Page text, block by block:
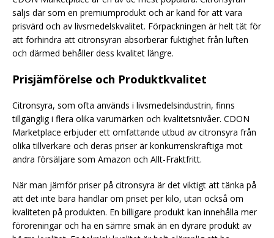
säljs där som en premiumprodukt och är känd för att vara
prisvärd och av livsmedelskvalitet. Förpackningen är helt tät för
att förhindra att citronsyran absorberar fuktighet från luften
och därmed behåller dess kvalitet längre.
Prisjämförelse och Produktkvalitet
Citronsyra, som ofta används i livsmedelsindustrin, finns
tillgänglig i flera olika varumärken och kvalitetsnivåer. CDON
Marketplace erbjuder ett omfattande utbud av citronsyra från
olika tillverkare och deras priser är konkurrenskraftiga mot
andra försäljare som Amazon och Allt-Fraktfritt.
När man jämför priser på citronsyra är det viktigt att tänka på
att det inte bara handlar om priset per kilo, utan också om
kvaliteten på produkten. En billigare produkt kan innehålla mer
föroreningar och ha en sämre smak än en dyrare produkt av